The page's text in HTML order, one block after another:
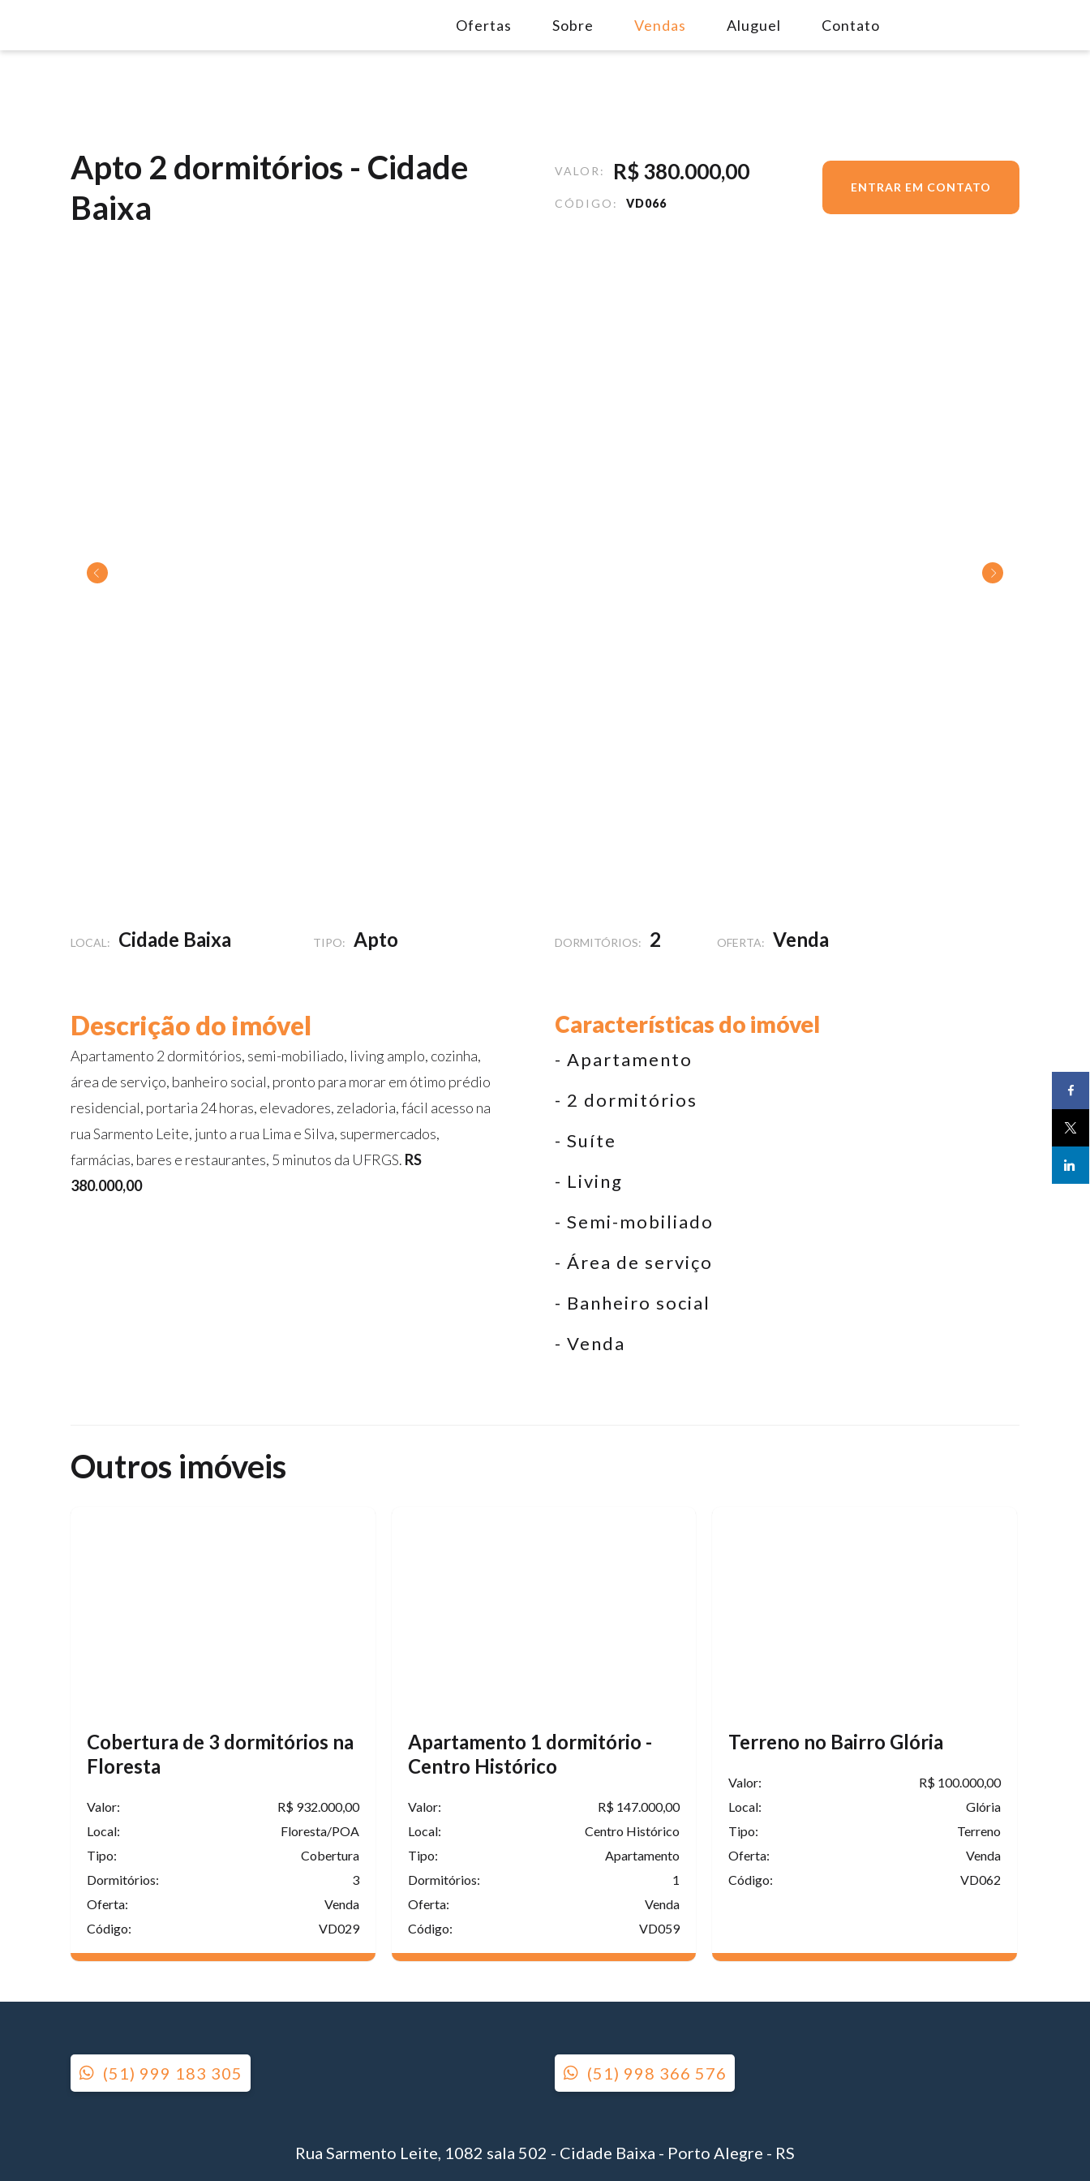
Ofertas Sobre Vendas Aluguel Contato
Apto 2 dormitórios - Cidade Baixa
Apto 2 dormitórios - Cidade
Baixa
VALOR: R$380.000,00
CÓDIGO: VD066
ENTRAR EM CONTATO
LOCAL: Cidade Baixa TIPO: Apto DORMITÓRIOS: 2 OFERTA: Venda
Descrição do imóvel
Apartamento 2 dormitórios, semi-mobiliado, living amplo, cozinha,
área de serviço, banheiro social, pronto para morar em ótimo prédio
residencial, portaria 24 horas, elevadores, zeladoria, fácil acesso na
rua Sarmento Leite, junto a rua Lima e Silva, supermercados,
farmácias, bares e restaurantes, 5 minutos da UFRGS. RS
380.000,00
Características do imóvel
- Apartamento
- 2 dormitórios
- Suíte
- Living
- Semi-mobiliado
- Área de serviço
- Banheiro social
- Venda
Outros imóveis
Cobertura de 3 dormitórios na
Floresta
Tipo: Cobertura
Oferta: Venda
Valor: R$ 932.000,00
Dormitórios: 3
Local: Floresta/POA
Código: VD029
Apartamento 1 dormitório -
Centro Histórico
Tipo: Apartamento
Oferta: Venda
Valor: R$ 147.000,00
Dormitórios: 1
Local: Centro Histórico
Código: VD059
Terreno no Bairro Glória
Tipo:
Terreno
Oferta:
Venda
Valor:
R$ 100.000,00
Local:
Glória
Código: VD062
(51) 999 183 305 (51) 998 366 576
Rua Sarmento Leite, 1082 sala 502 - Cidade Baixa - Porto Alegre - RS